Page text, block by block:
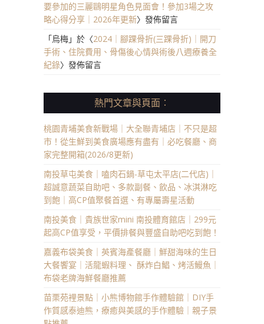
要參加的三麗鷗明星角色見面會！參加3場之攻
略心得分享｜2026年更新〉發佈留言
「烏梅」於〈2024｜腳踝骨折(三踝骨折)｜開刀
手術、住院費用、骨傷後心情與術後八週療養全
紀錄〉發佈留言
熱門文章與頁面︰
桃園青埔美食新戰場｜大全聯青埔店｜不只是超
市！從生鮮到美食廣場應有盡有｜必吃餐廳、商
家完整開箱(2026/8更新)
南投草屯美食｜嗑肉石鍋-草屯太平店(二代店)｜
超誠意蔬菜自助吧、多款副餐、飲品、冰淇淋吃
到飽｜高CP值聚餐首選、有專屬壽星活動
南投美食｜貴族世家mini 南投體育館店｜299元
起高CP值享受，平價排餐與豐盛自助吧吃到飽！
嘉義布袋美食｜英賓海產餐廳｜鮮甜海味的生日
大餐饗宴｜活龍蝦料理、 酥炸白鯧、烤活鰻魚｜
布袋老牌海鮮餐廳推薦
苗栗苑裡景點｜小熊博物館手作體驗館｜DIY手
作質感泰迪熊，療癒與美感的手作體驗｜親子景